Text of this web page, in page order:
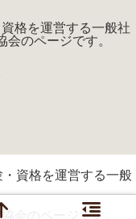
格を運営する一般社
会のページです。
資格を運営する一般
会のページです。